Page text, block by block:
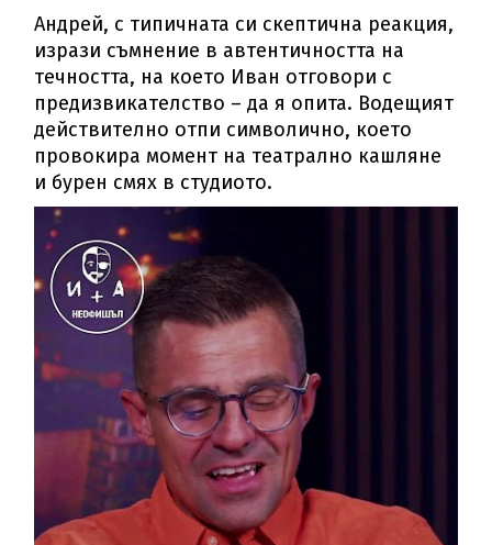
Андрей, с типичната си скептична реакция,
изрази съмнение в автентичността на
течността, на което Иван отговори с
предизвикателство – да я опита. Водещият
действително отпи символично, което
провокира момент на театрално кашляне
и бурен смях в студиото.